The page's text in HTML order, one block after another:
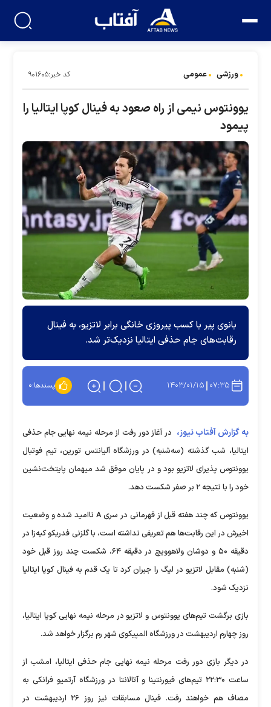
ورزشی عمومی کد خبر:۹۰۱۶۰۵
یوونتوس نیمی از راه صعود به فینال کوپا ایتالیا را
پیمود
بانوی پیر با کسب پیروزی خانگی برابر لاتزیو، به فینال
رقابت‌های جام حذفی ایتالیا نزدیک‌تر شد.
۰۷:۳۵ ۱۴۰۳/۰۱/۱۵ پسندها:۰
به گزارش آفتاب نیوز، در آغاز دور رفت از مرحله نیمه نهایی جام حذفی
ایتالیا، شب گذشته (سه‌شنبه) در ورزشگاه آلیانتس تورین، تیم فوتبال
یوونتوس پذیرای لاتزیو بود و در پایان موفق شد میهمان پایتخت‌نشین
خود را با نتیجه ۲ بر صفر شکست دهد.
یوونتوس که چند هفته قبل از قهرمانی در سری A ناامید شده و وضعیت
اخیرش در این رقابت‌ها هم تعریفی نداشته است، با گلزنی فدریکو کیه‌زا در
دقیقه ۵۰ و دوشان ولاهوویچ در دقیقه ۶۴، شکست چند روز قبل خود
(شنبه) مقابل لاتزیو در لیگ را جبران کرد تا یک قدم به فینال کوپا ایتالیا
نزدیک شود.
بازی برگشت تیم‌های یوونتوس و لاتزیو در مرحله نیمه نهایی کوپا ایتالیا،
روز چهارم اردیبهشت در ورزشگاه المپیکوی شهر رم برگزار خواهد شد.
در دیگر بازی دور رفت مرحله نیمه نهایی جام حذفی ایتالیا، امشب از
ساعت ۲۲:۳۰ تیم‌های فیورنتینا و آتالانتا در ورزشگاه آرتمیو فرانکی به
مصاف هم خواهند رفت. فینال مسابقات نیز روز ۲۶ اردیبهشت در